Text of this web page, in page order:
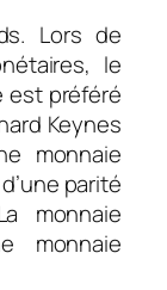
Lors de
le
est préféré
Keynes
monnaie
parité
monnaie
monnaie